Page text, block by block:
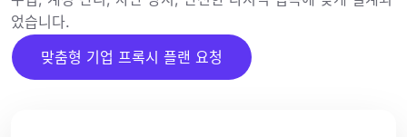
었습니다.
맞춤형 기업 프록시 플랜 요청